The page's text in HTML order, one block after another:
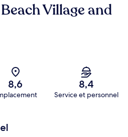
Village and
8,6 8,4
Service et personnel